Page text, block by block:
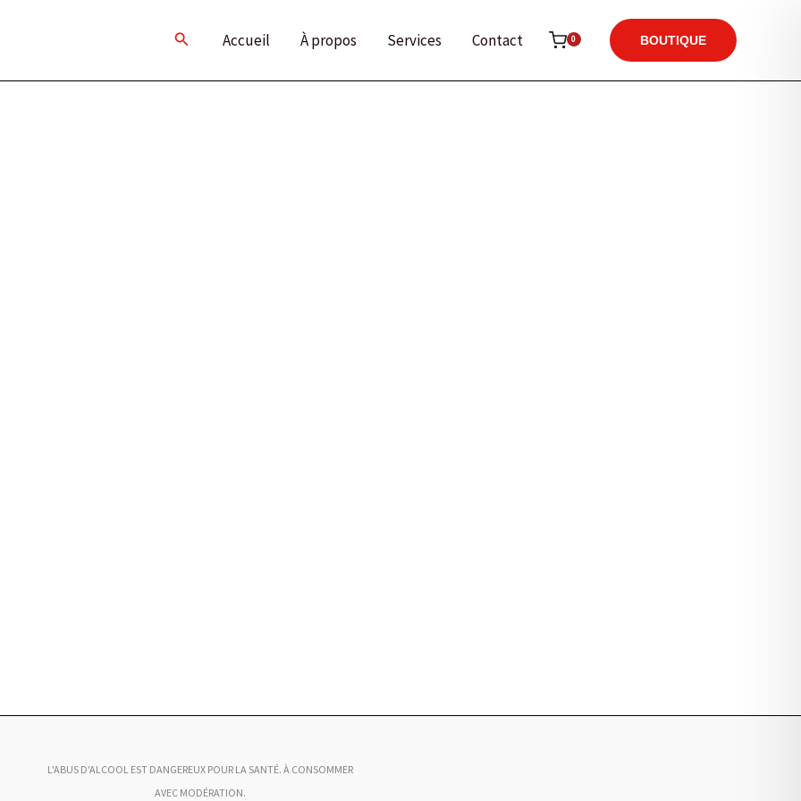
RechercherAccueil À propos Services Contact 0 BOUTIQUE
L'ABUS D'ALCOOL EST DANGEREUX POUR LA SANTÉ. À CONSOMMER
AVEC MODÉRATION.